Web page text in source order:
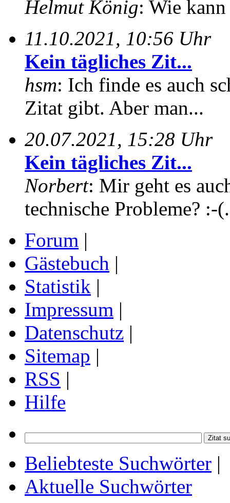
Helmut König: Wie
11.10.2021, 10:56 Uhr
Kein tägliches Zit...
hsm: Ich finde es auch
Zitat gibt. Aber man...
20.07.2021, 15:28 Uhr
Kein tägliches Zit...
Norbert: Mir geht es
technische Probleme? :-
Forum |
Gästebuch |
Statistik |
Impressum |
Datenschutz |
Sitemap |
RSS |
Hilfe
Beliebteste Suchwörter |
Aktuelle Suchwörter